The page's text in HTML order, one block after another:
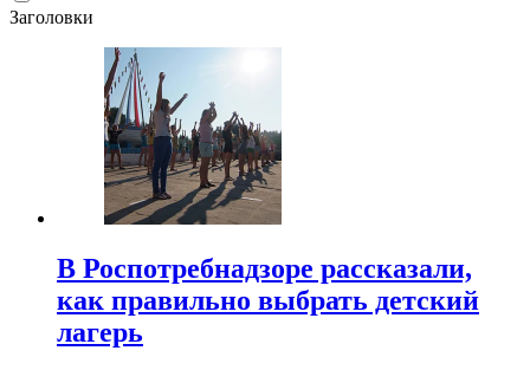
Заголовки
В Роспотребнадзоре рассказали,
как правильно выбрать детский
лагерь